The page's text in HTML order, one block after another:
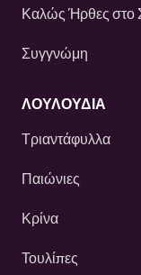
Καλώς Ήρθες στο
Συγγνώμη
ΛΟΥΛΟΎΔΙΑ
Τριαντάφυλλα
Παιώνιες
Κρίνα
Τουλίπες